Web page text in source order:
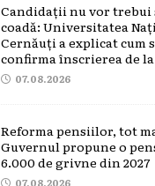
Candidații nu vor trebui
coadă: Universitatea
Cernăuți a explicat cum
confirma înscrierea de
07.08.2026
Reforma pensiilor, tot
Guvernul propune o
6.000 de grivne din 2027
07.08.2026